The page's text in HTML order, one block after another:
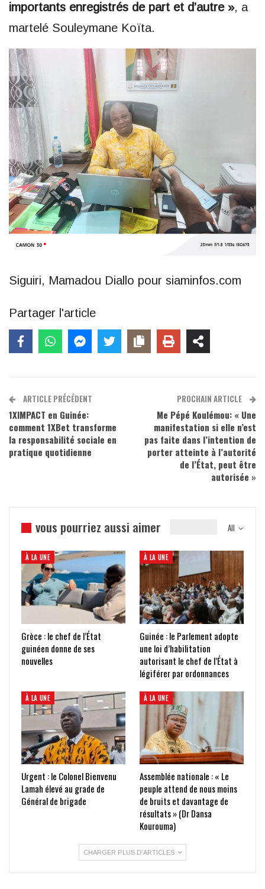
importants enregistrés de part et d’autre », a
martelé Souleymane Koïta.
Siguiri, Mamadou Diallo pour siaminfos.com
Partager l'article
ARTICLE PRÉCÉDENT
1XIMPACT en Guinée:
comment 1XBet transforme
la responsabilité sociale en
pratique quotidienne
PROCHAIN ARTICLE
Me Pépé Koulémou: « Une
manifestation si elle n’est
pas faite dans l’intention de
porter atteinte à l’autorité
de l’État, peut être
autorisée »
All
vous pourriez aussi aimer
À LA UNE
Grèce : le chef de l’État
guinéen donne de ses
nouvelles
À LA UNE
Guinée : le Parlement adopte
une loi d’habilitation
autorisant le chef de l’État à
légiférer par ordonnances
À LA UNE
Urgent : le Colonel Bienvenu
Lamah élevé au grade de
Général de brigade
À LA UNE
Assemblée nationale : « Le
peuple attend de nous moins
de bruits et davantage de
résultats » (Dr Dansa
Kourouma)
CHARGER PLUS D'ARTICLES